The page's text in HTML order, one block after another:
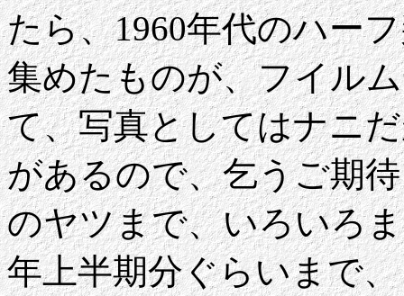
たら、1960年代のハー
集めたものが、フイル
て、写真としてはナニ
があるので、乞うご期
のヤツまで、いろいろ
年上半期分ぐらいまで